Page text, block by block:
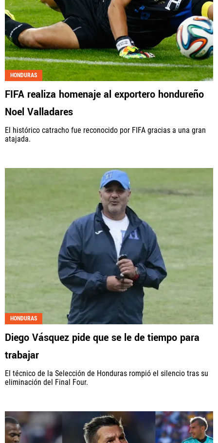
HONDURAS
FIFA realiza homenaje al exportero hondureño
Noel Valladares
El histórico catracho fue reconocido por FIFA gracias a una gran
atajada.
HONDURAS
Diego Vásquez pide que se le de tiempo para
trabajar
El técnico de la Selección de Honduras rompió el silencio tras su
eliminación del Final Four.